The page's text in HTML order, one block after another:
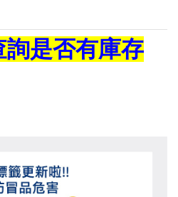
詢是否有庫存